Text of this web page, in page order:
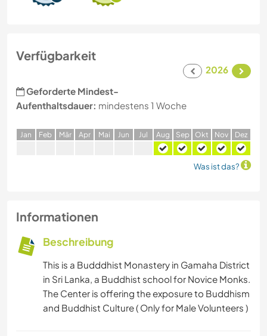
Verfügbarkeit
2026
Geforderte Mindest-
Aufenthaltsdauer: mindestens 1 Woche
Jan Feb Mär Apr Mai Jun Jul Aug Sep Okt Nov Dez
Was ist das?
Informationen
Beschreibung
This is a Budddhist Monastery in Gamaha District
in Sri Lanka, a Buddhist school for Novice Monks.
The Center is offering the exposure to Buddhism
and Buddhist Culture ( Only for Male Volunteers )